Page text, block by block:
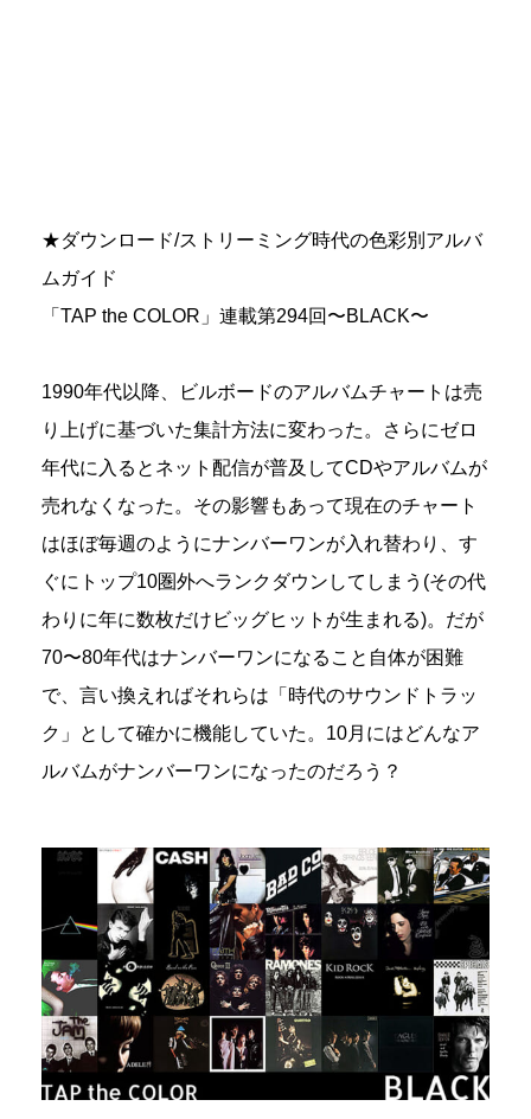
★ダウンロード/ストリーミング時代の色彩別アルバ
ムガイド
「TAP the COLOR」連載第294回〜BLACK〜
1990年代以降、ビルボードのアルバムチャートは売
り上げに基づいた集計方法に変わった。さらにゼロ
年代に入るとネット配信が普及してCDやアルバムが
売れなくなった。その影響もあって現在のチャート
はほぼ毎週のようにナンバーワンが入れ替わり、す
ぐにトップ10圏外へランクダウンしてしまう(その代
わりに年に数枚だけビッグヒットが生まれる)。だが
70〜80年代はナンバーワンになること自体が困難
で、言い換えればそれらは「時代のサウンドトラッ
ク」として確かに機能していた。10月にはどんなア
ルバムがナンバーワンになったのだろう？